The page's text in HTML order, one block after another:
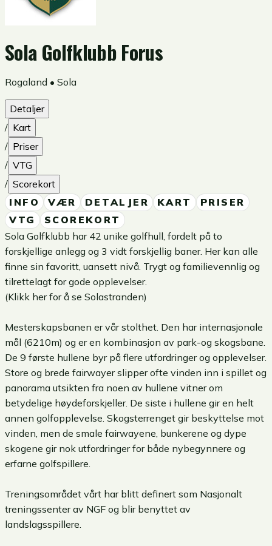
Sola Golfklubb Forus
Rogaland • Sola
Detaljer
/ Kart
/ Priser
/ VTG
/ Scorekort
INFO
VÆR DETALJER KART
PRISER
VTG
SCOREKORT
Sola Golfklubb har 42 unike golfhull, fordelt på to
forskjellige anlegg og 3 vidt forskjellig baner. Her kan alle
finne sin favoritt, uansett nivå. Trygt og familievennlig og
tilrettelagt for gode opplevelser.
(Klikk her for å se Solastranden)
Mesterskapsbanen er vår stolthet. Den har internasjonale
mål (6210m) og er en kombinasjon av park-og skogsbane.
De 9 første hullene byr på flere utfordringer og opplevelser.
Store og brede fairwayer slipper ofte vinden inn i spillet og
panorama utsikten fra noen av hullene vitner om
betydelige høydeforskjeller. De siste i hullene gir en helt
annen golfopplevelse. Skogsterrenget gir beskyttelse mot
vinden, men de smale fairwayene, bunkerene og dype
skogene gir nok utfordringer for både nybegynnere og
erfarne golfspillere.
Treningsområdet vårt har blitt definert som Nasjonalt
treningssenter av NGF og blir benyttet av
landslagsspillere.